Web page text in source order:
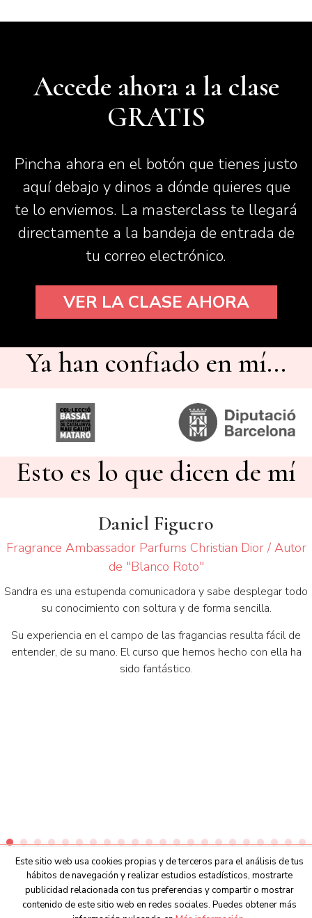
Accede ahora a la clase
GRATIS
Pincha ahora en el botón que tienes justo
aquí debajo y dinos a dónde quieres que
te lo enviemos. La masterclass te llegará
directamente a la bandeja de entrada de
tu correo electrónico.
VER LA CLASE AHORA
Ya han confiado en mí...
Esto es lo que dicen de mí
Daniel Figuero
Fragrance Ambassador Parfums Christian Dior / Autor
de "Blanco Roto"
Sandra es una estupenda comunicadora y sabe desplegar todo
su conocimiento con soltura y de forma sencilla.
Su experiencia en el campo de las fragancias resulta fácil de
entender, de su mano. El curso que hemos hecho con ella ha
sido fantástico.
Este sitio web usa cookies propias y de terceros para el análisis de tus
hábitos de navegación y realizar estudios estadísticos, mostrarte
publicidad relacionada con tus preferencias y compartir o mostrar
contenido de este sitio web en redes sociales. Puedes obtener más